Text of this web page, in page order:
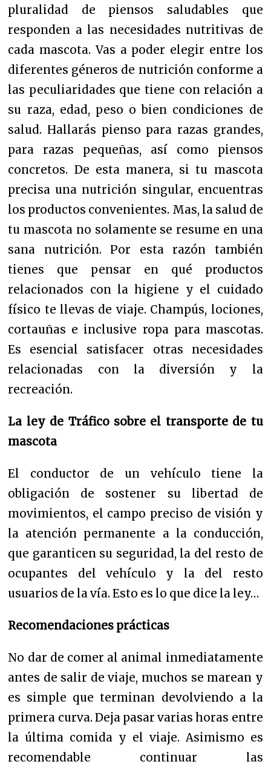
pluralidad de piensos saludables que
responden a las necesidades nutritivas de
cada mascota. Vas a poder elegir entre los
diferentes géneros de nutrición conforme a
las peculiaridades que tiene con relación a
su raza, edad, peso o bien condiciones de
salud. Hallarás pienso para razas grandes,
para razas pequeñas, así como piensos
concretos. De esta manera, si tu mascota
precisa una nutrición singular, encuentras
los productos convenientes. Mas, la salud de
tu mascota no solamente se resume en una
sana nutrición. Por esta razón también
tienes que pensar en qué productos
relacionados con la higiene y el cuidado
físico te llevas de viaje. Champús, lociones,
cortauñas e inclusive ropa para mascotas.
Es esencial satisfacer otras necesidades
relacionadas con la diversión y la
recreación.
La ley de Tráfico sobre el transporte de tu
mascota
El conductor de un vehículo tiene la
obligación de sostener su libertad de
movimientos, el campo preciso de visión y
la atención permanente a la conducción,
que garanticen su seguridad, la del resto de
ocupantes del vehículo y la del resto
usuarios de la vía. Esto es lo que dice la ley…
Recomendaciones prácticas
No dar de comer al animal inmediatamente
antes de salir de viaje, muchos se marean y
es simple que terminan devolviendo a la
primera curva. Deja pasar varias horas entre
la última comida y el viaje. Asimismo es
recomendable continuar las